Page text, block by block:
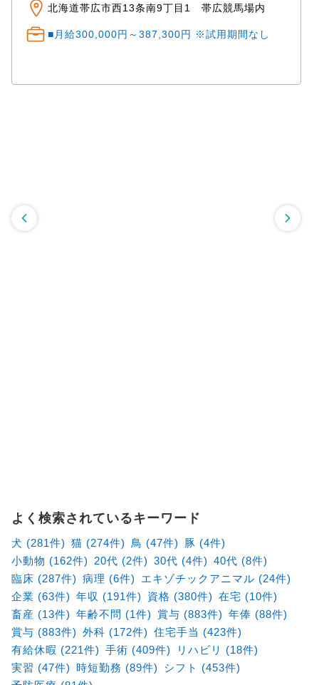
北海道帯広市西13条南9丁目1 帯広競馬場内
■月給300,000円～387,300円 ※試用期間なし
よく検索されているキーワード
犬 (281件) 猫 (274件) 鳥 (47件)
豚 (4件)
小動物 (162件)
20代 (2件) 30代 (4件) 40代 (8件)
臨床 (287件) 病理 (6件)
エキゾチックアニマル (24件)
企業 (63件) 年収 (191件) 資格 (380件) 在宅 (10件)
畜産 (13件) 年齢不問 (1件) 賞与 (883件) 年俸 (88件)
賞与 (883件) 外科 (172件) 住宅手当 (423件)
有給休暇 (221件) 手術 (409件)
リハビリ (18件)
実習 (47件) 時短勤務 (89件)
シフト (453件)